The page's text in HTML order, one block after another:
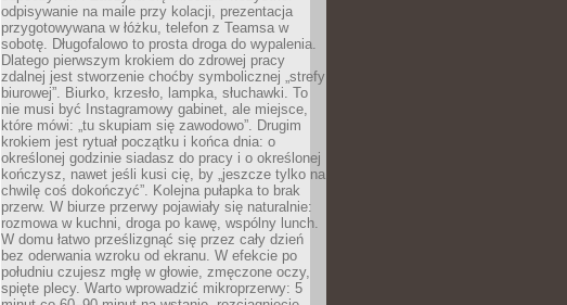
odpisywanie na maile przy kolacji, prezentacja
przygotowywana w łóżku, telefon z Teamsa w
sobotę. Długofalowo to prosta droga do wypalenia.
Dlatego pierwszym krokiem do zdrowej pracy
zdalnej jest stworzenie choćby symbolicznej „strefy
biurowej”. Biurko, krzesło, lampka, słuchawki. To
nie musi być Instagramowy gabinet, ale miejsce,
które mówi: „tu skupiam się zawodowo”. Drugim
krokiem jest rytuał początku i końca dnia: o
określonej godzinie siadasz do pracy i o określonej
kończysz, nawet jeśli kusi cię, by „jeszcze tylko na
chwilę coś dokończyć”. Kolejna pułapka to brak
przerw. W biurze przerwy pojawiały się naturalnie:
rozmowa w kuchni, droga po kawę, wspólny lunch.
W domu łatwo prześlizgnąć się przez cały dzień
bez oderwania wzroku od ekranu. W efekcie po
południu czujesz mgłę w głowie, zmęczone oczy,
spięte plecy. Warto wprowadzić mikroprzerwy: 5